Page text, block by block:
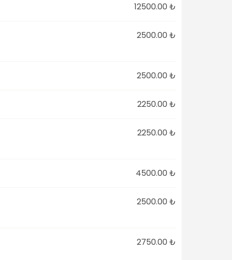
12500.00 ₺
2500.00 ₺
2500.00 ₺
2250.00 ₺
2250.00 ₺
4500.00 ₺
2500.00 ₺
2750.00 ₺